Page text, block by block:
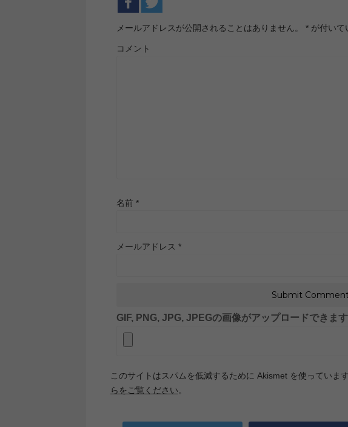
メールアドレスが公開されることはありません。 * が付いて
コメント
名前 *
メールアドレス *
GIF, PNG, JPG, JPEGの画像がアップロードできま
このサイトはスパムを低減するために Akismet を使っています
らをご覧ください。